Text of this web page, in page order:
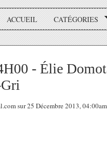
ACCUEIL CATÉGORIES
- Élie
sur 25 Décembre 2013, 04:00am